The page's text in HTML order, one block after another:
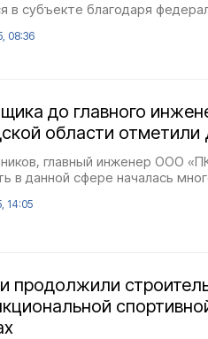
в субъекте благодаря
08:36
до главного
области отметили
главный инженер ООО
в данной сфере началась
14:05
продолжили